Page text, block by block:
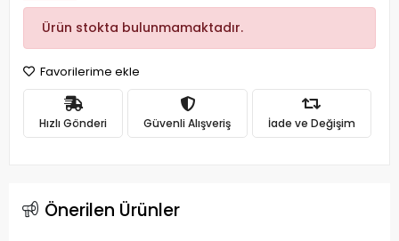
Ürün stokta bulunmamaktadır.
Favorilerime ekle
Hızlı Gönderi Güvenli Alışveriş İade ve Değişim
Önerilen Ürünler